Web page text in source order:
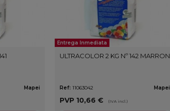
Mapei
Entrega Inmediata
ULTRACOLOR 2 KG Nº 142 MARRON
Ref: 11063042 Mapei
PVP 10,66 € (IVA incl.)